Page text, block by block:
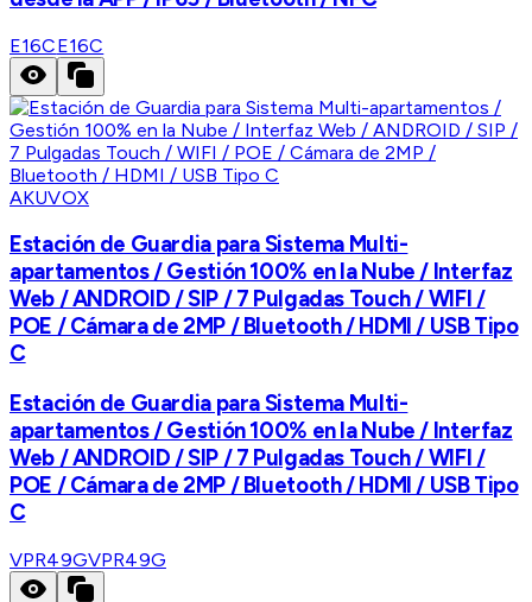
E16CE16C
AKUVOX
Estación de Guardia para Sistema Multi-
apartamentos / Gestión 100% en la Nube / Interfaz
Web / ANDROID / SIP / 7 Pulgadas Touch / WIFI /
POE / Cámara de 2MP / Bluetooth / HDMI / USB Tipo
C
Estación de Guardia para Sistema Multi-
apartamentos / Gestión 100% en la Nube / Interfaz
Web / ANDROID / SIP / 7 Pulgadas Touch / WIFI /
POE / Cámara de 2MP / Bluetooth / HDMI / USB Tipo
C
VPR49GVPR49G